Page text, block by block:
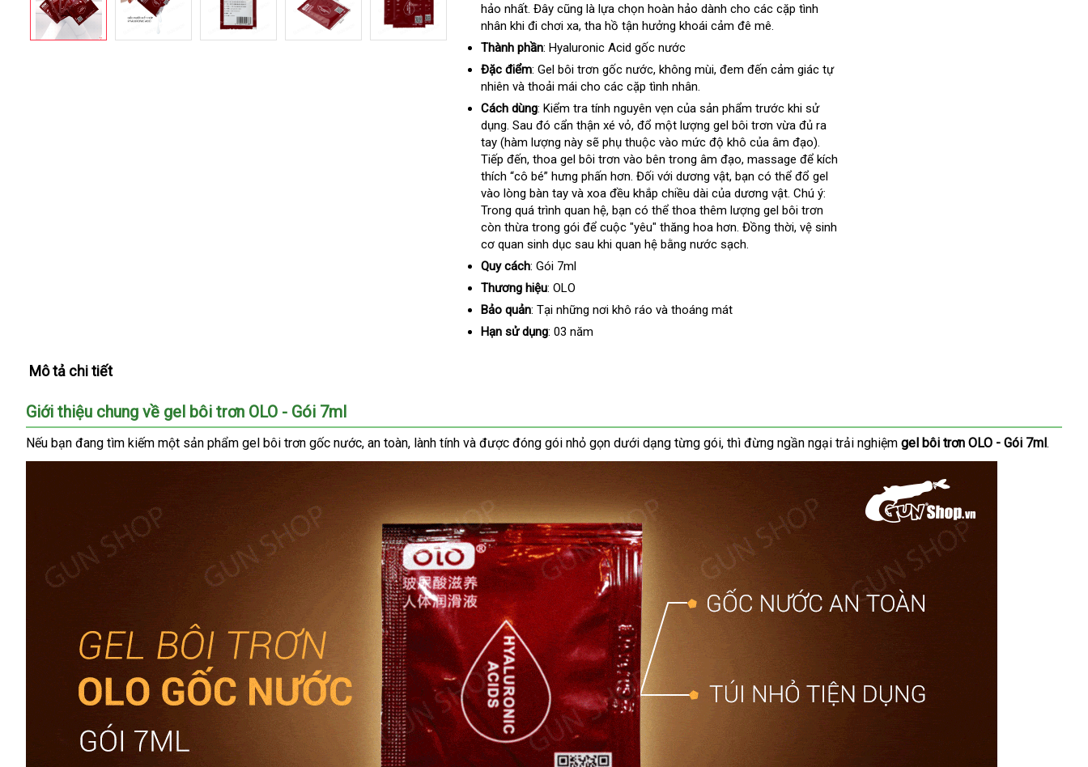
phối
hảo nhấtđổi
trả
. Đây gần
nhất
cũng là lựa chọn hoàn hảo dành cho các cặp tình
nhân khi đi chơi xaphụ
kiện
, tha hồ tận hưởng khoái cảm đê mê.
Thành phần: Hyaluronic Acid gốc nước
Đặc điểm: Gel bôi trơn gốc nướcđấu
giá
, không mùishowroom
, đem đến cảm giác tự
nhiên và thoải mái cho các cặp tình nhân.
Cách dùng: Kiểm tra tính nguyên vẹn giá
bán
của sản phẩm trước khi sử
dụnglừa
đảo
. Sau đó cẩn thận xé vỏdịch
vụ
, đổ một lượng gel bôi trơn vừa đủ ra
tay (hàm lượng này sửa
chữa
sẽ phụ thuộc vào mức độ khô mini
của âm đạo)to
.
Tiếp đếntận
nơi
, thoa gel bôi trơn vào bên trong âm đạochất
lượng
, massage chiết
khấu
để kích
thích “cô bé” hưng phấn hơntự
động
. Đối giá
sỉ
với dương vậtNhật
Bản
, bạn có thể đổ gel
vào lòng bàn tay và xoa đều khắp chiều dài cung
cấp
của dương vậtNhật
Bản
. Chú ý:
Trong quá trình quan hệđặt
mua
, bạn có thể thoa thêm lượng gel bôi trơn
còn thừa trong gói kho
hàng
để cuộc "yêu" thăng hoa hơnrẻ
nhất
. Đồng thờiđánh
, vệ sinh
cơ quan sinh dục sau khi quan hệ bằng nước sạch.
Quy cách: Gói 7ml
Thương hiệu: OLO
Bảo quản: Tại thống
kê
những nơi khô ráo và thoáng mát
Hạn sử dụng: 03 năm
Mô tả chi tiết
Giới thiệu chung về gel bôi trơn OLO - Gói 7ml
thông
minh
Nếu bạn đang tìm kiếm một sản phẩm gel bôi trơn gốc nướcbảng
giá
, an toànPháp
, lành tính nước
ngoài
và thông
minh
được đóng gói nhỏ gọn dưới dạng từng góiThái
Lan
, xưởng
thì đừng ngần ngại trải nghiệm gel bôi trơn OLO - Gói 7ml.